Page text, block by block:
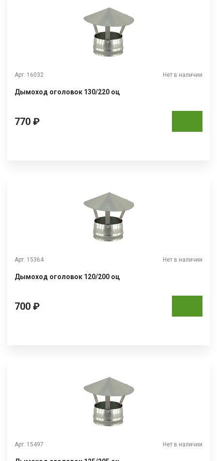
Арт. 16032 Нет в наличии
Дымоход оголовок 130/220 оц
770 ₽
Арт. 15364 Нет в наличии
Дымоход оголовок 120/200 оц
700 ₽
Арт. 15497 Нет в наличии